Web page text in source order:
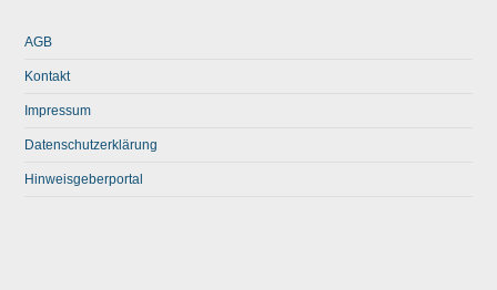
AGB
Kontakt
Impressum
Datenschutzerklärung
Hinweisgeberportal